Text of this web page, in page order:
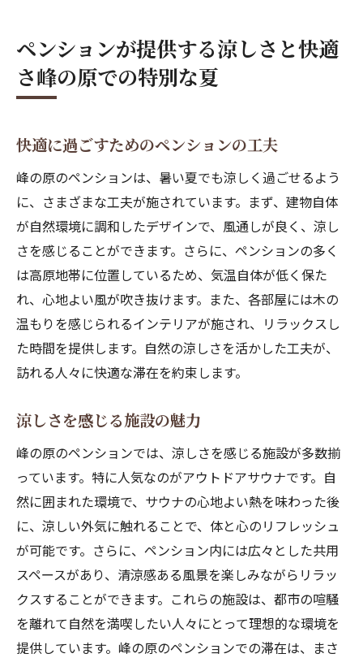
ペンションが提供する涼しさと快適
さ峰の原での特別な夏
快適に過ごすためのペンションの工夫
峰の原のペンションは、暑い夏でも涼しく過ごせるよう
に、さまざまな工夫が施されています。まず、建物自体
が自然環境に調和したデザインで、風通しが良く、涼し
さを感じることができます。さらに、ペンションの多く
は高原地帯に位置しているため、気温自体が低く保た
れ、心地よい風が吹き抜けます。また、各部屋には木の
温もりを感じられるインテリアが施され、リラックスし
た時間を提供します。自然の涼しさを活かした工夫が、
訪れる人々に快適な滞在を約束します。
涼しさを感じる施設の魅力
峰の原のペンションでは、涼しさを感じる施設が多数揃
っています。特に人気なのがアウトドアサウナです。自
然に囲まれた環境で、サウナの心地よい熱を味わった後
に、涼しい外気に触れることで、体と心のリフレッシュ
が可能です。さらに、ペンション内には広々とした共用
スペースがあり、清涼感ある風景を楽しみながらリラッ
クスすることができます。これらの施設は、都市の喧騒
を離れて自然を満喫したい人々にとって理想的な環境を
提供しています。峰の原のペンションでの滞在は、まさ